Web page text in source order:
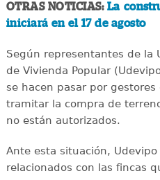
OTRAS NOTICIAS: La
iniciará en el 17 de agosto
Según representantes de la
de Vivienda Popular
se hacen pasar por
tramitar la compra de
no están autorizados.
Ante esta situación,
relacionados con las fincas